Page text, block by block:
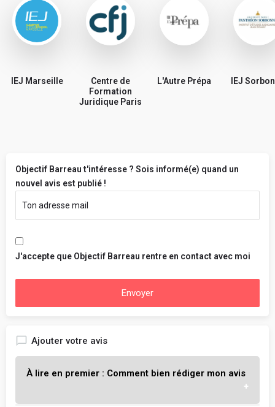
IEJ Marseille
Centre de
Formation
Juridique Paris
L'Autre Prépa IEJ
Objectif Barreau t'intéresse ? Sois informé(e) quand un
nouvel avis est publié !
J'accepte que Objectif Barreau rentre en contact avec moi
Envoyer
Ajouter votre avis
À lire en premier : Comment bien rédiger mon avis